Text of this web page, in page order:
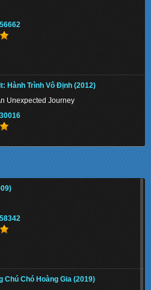
Hành Trình Vô Định (2012)
Unexpected Journey
Pi (2012)
Của Nhà Croods ()
Chú Chó Hoàng Gia (2019)